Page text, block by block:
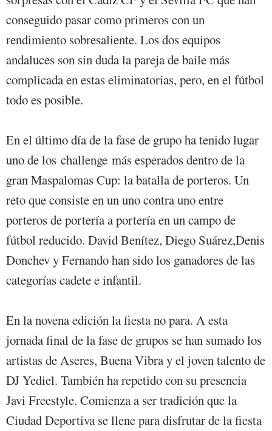
conseguido pasar como primeros con un
rendimiento sobresaliente. Los dos equipos
andaluces son sin duda la pareja de baile más
complicada en estas eliminatorias, pero, en el fútbol
todo es posible.
En el último día de la fase de grupo ha tenido lugar
uno de los challenge más esperados dentro de la
gran Maspalomas Cup: la batalla de porteros. Un
reto que consiste en un uno contra uno entre
porteros de portería a portería en un campo de
fútbol reducido. David Benítez, Diego Suárez,Denis
Donchev y Fernando han sido los ganadores de las
categorías cadete e infantil.
En la novena edición la fiesta no para. A esta
jornada final de la fase de grupos se han sumado los
artistas de Aseres, Buena Vibra y el joven talento de
DJ Yediel. También ha repetido con su presencia
Javi Freestyle. Comienza a ser tradición que la
Ciudad Deportiva se llene para disfrutar de la fiesta